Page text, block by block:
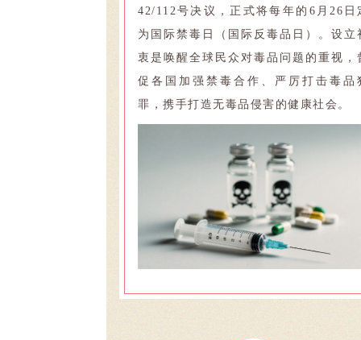
42/112号决议，正式将每年的6月26日
为国际禁毒日（国际反毒品日）。设立
衷是唤醒全球民众对毒品问题的重视，
促各国加强禁毒合作、严厉打击毒品
罪，携手打造无毒品侵害的健康社会。